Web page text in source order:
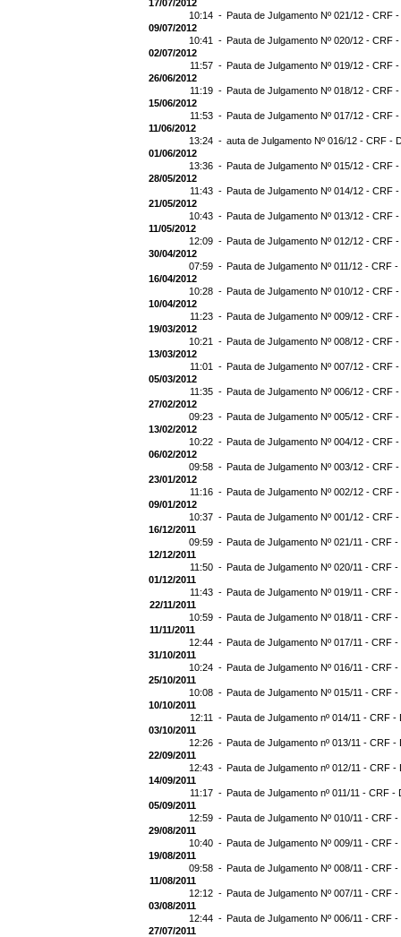
17/07/2012
10:14 - Pauta de Julgamento Nº 021/12 - CRF
09/07/2012
10:41 - Pauta de Julgamento Nº 020/12 - CRF
02/07/2012
11:57 - Pauta de Julgamento Nº 019/12 - CRF
26/06/2012
11:19 - Pauta de Julgamento Nº 018/12 - CRF
15/06/2012
11:53 - Pauta de Julgamento Nº 017/12 - CRF
11/06/2012
13:24 - auta de Julgamento Nº 016/12 - CRF -
01/06/2012
13:36 - Pauta de Julgamento Nº 015/12 - CRF
28/05/2012
11:43 - Pauta de Julgamento Nº 014/12 - CRF
21/05/2012
10:43 - Pauta de Julgamento Nº 013/12 - CRF
11/05/2012
12:09 - Pauta de Julgamento Nº 012/12 - CRF
30/04/2012
07:59 - Pauta de Julgamento Nº 011/12 - CRF
16/04/2012
10:28 - Pauta de Julgamento Nº 010/12 - CRF
10/04/2012
11:23 - Pauta de Julgamento Nº 009/12 - CRF
19/03/2012
10:21 - Pauta de Julgamento Nº 008/12 - CRF
13/03/2012
11:01 - Pauta de Julgamento Nº 007/12 - CRF
05/03/2012
11:35 - Pauta de Julgamento Nº 006/12 - CRF
27/02/2012
09:23 - Pauta de Julgamento Nº 005/12 - CRF
13/02/2012
10:22 - Pauta de Julgamento Nº 004/12 - CRF
06/02/2012
09:58 - Pauta de Julgamento Nº 003/12 - CRF
23/01/2012
11:16 - Pauta de Julgamento Nº 002/12 - CRF
09/01/2012
10:37 - Pauta de Julgamento Nº 001/12 - CRF
16/12/2011
09:59 - Pauta de Julgamento Nº 021/11 - CRF -
12/12/2011
11:50 - Pauta de Julgamento Nº 020/11 - CRF -
01/12/2011
11:43 - Pauta de Julgamento Nº 019/11 - CRF -
22/11/2011
10:59 - Pauta de Julgamento Nº 018/11 - CRF -
11/11/2011
12:44 - Pauta de Julgamento Nº 017/11 - CRF -
31/10/2011
10:24 - Pauta de Julgamento Nº 016/11 - CRF -
25/10/2011
10:08 - Pauta de Julgamento Nº 015/11 - CRF -
10/10/2011
12:11 - Pauta de Julgamento nº 014/11 - CRF -
03/10/2011
12:26 - Pauta de Julgamento nº 013/11 - CRF -
22/09/2011
12:43 - Pauta de Julgamento nº 012/11 - CRF -
14/09/2011
11:17 - Pauta de Julgamento nº 011/11 - CRF -
05/09/2011
12:59 - Pauta de Julgamento Nº 010/11 - CRF -
29/08/2011
10:40 - Pauta de Julgamento Nº 009/11 - CRF -
19/08/2011
09:58 - Pauta de Julgamento Nº 008/11 - CRF -
11/08/2011
12:12 - Pauta de Julgamento Nº 007/11 - CRF -
03/08/2011
12:44 - Pauta de Julgamento Nº 006/11 - CRF -
27/07/2011